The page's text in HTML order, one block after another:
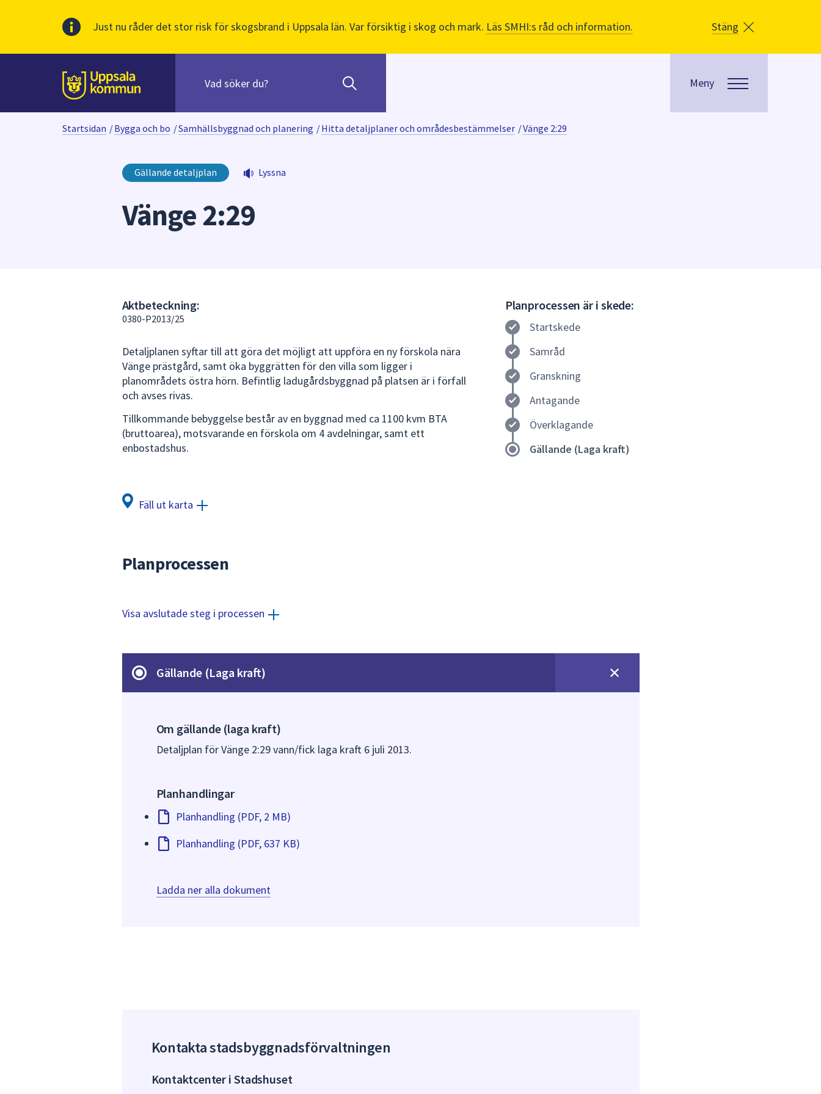
Just nu råder det stor risk för skogsbrand i Uppsala län. Var försiktig i skog och mark. Läs SMHI:s råd och information. Stäng
Till sidans
huvudinnehåll
innehåll
När
börjar
skriva
sökfältet
kommer
sökförslag
Använd
piltangenterna
att
navigera
mellan
sökförslagen
och
enter
för
att
av
Meny
Startsidan /Bygga och bo /Samhällsbyggnad och planering /Hitta detaljplaner och områdesbestämmelser /Vänge 2:29
Gällande detaljplan Lyssna
Vänge 2:29
Aktbeteckning:
0380-P2013/25
Detaljplanen syftar till att göra det möjligt att uppföra en ny förskola nära
Vänge prästgård, samt öka byggrätten för den villa som ligger i
planområdets östra hörn. Befintlig ladugårdsbyggnad på platsen är i förfall
och avses rivas.
Tillkommande bebyggelse består av en byggnad med ca 1100 kvm BTA
(bruttoarea), motsvarande en förskola om 4 avdelningar, samt ett
enbostadshus.
Planprocessen är i skede:
Startskede
Samråd
Granskning
Antagande
Överklagande
Gällande (Laga kraft)
Fäll ut karta
Planprocessen
Visa avslutade steg i processen
Gällande (Laga kraft)
Om gällande (laga kraft)
Detaljplan för Vänge 2:29 vann/fick laga kraft 6 juli 2013.
Planhandlingar
Planhandling (PDF, 2 MB)
Planhandling (PDF, 637 KB)
Ladda ner alla dokument
Kontakta stadsbyggnadsförvaltningen
Kontaktcenter i Stadshuset